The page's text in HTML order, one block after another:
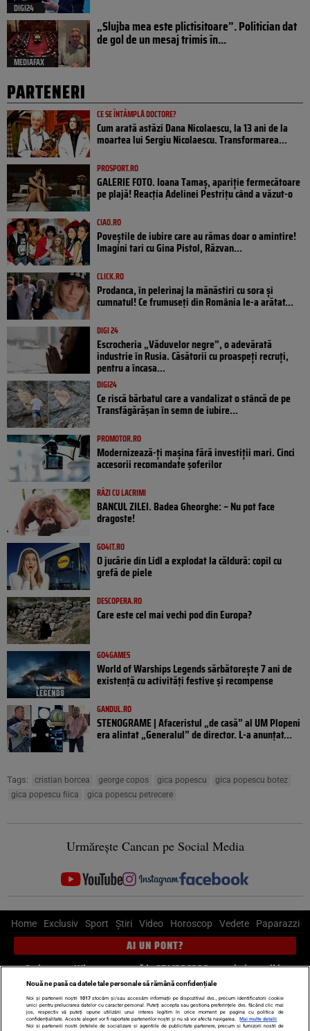
DIGI24
MEDIAFAX
„Slujba mea este plictisitoare”. Politician dat
de gol de un mesaj trimis în...
PARTENERI
CE SE ÎNTÂMPLĂ DOCTORE?
Cum arată astăzi Dana Nicolaescu, la 13 ani de la
moartea lui Sergiu Nicolaescu. Transformarea...
PROSPORT.RO
GALERIE FOTO. Ioana Tamaş, apariție fermecătoare
pe plajă! Reacția Adelinei Pestrițu când a văzut-o
CIAO.RO
Poveştile de iubire care au rămas doar o amintire!
Imagini tari cu Gina Pistol, Răzvan...
CLICK.RO
Prodanca, în pelerinaj la mănăstiri cu sora și
cumnatul! Ce frumuseți din România le-a arătat...
DIGI 24
Escrocheria „Văduvelor negre”, o adevărată
industrie în Rusia. Căsătorii cu proaspeți recruți,
pentru a încasa...
DIGI24
Ce riscă bărbatul care a vandalizat o stâncă de pe
Transfăgărășan în semn de iubire...
PROMOTOR.RO
Modernizează-ți mașina fără investiții mari. Cinci
accesorii recomandate șoferilor
RÂZI CU LACRIMI
BANCUL ZILEI. Badea Gheorghe: – Nu pot face
dragoste!
GO4IT.RO
O jucărie din Lidl a explodat la căldură: copil cu
grefă de piele
DESCOPERA.RO
Care este cel mai vechi pod din Europa?
GO4GAMES
World of Warships Legends sărbătorește 7 ani de
existență cu activități festive și recompense
GANDUL.RO
STENOGRAME | Afaceristul „de casă” al UM Plopeni
era alintat „Generalul” de director. L-a anunțat...
Tags: cristian borcea george copos gica popescu
gica popescu botez
gica popescu fiica
gica popescu petrecere
Urmărește Cancan pe Social Media
Home Exclusiv Sport Știri Video Horoscop Vedete Paparazzi
AI UN PONT?
Scrie-ne pe Whatsapp, sună la 0741226226 sau trimite mail la
pont@cancan.ro
Știri interne Știri externe
Politică
Nouă ne pasă ca datele tale personale să rămână confidențiale
Noi și partenerii noștri 1017stocăm și/sau accesăm informații pe dispozitivul dvs., precum identificatorii cookie
unici pentru prelucrarea datelor cu caracter personal. Puteți accepta sau gestiona preferințele dvs. făcând clic mai
jos, respectiv vă puteți opune utilizării unui interes legitim în orice moment pe pagina cu politica de
confidențialitate. Aceste alegeri vor fi raportate partenerilor noștri și nu vă vor afecta navigarea.
Mai multe detalii
Noi si partenerii nostri (retelele de socializare si agentiile de publicitate partenere, precum si furnizorii nostri de